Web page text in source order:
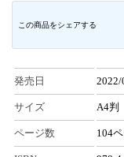
この商品をシェアする
発売日 2022/
サイズ A4判
ページ数 104